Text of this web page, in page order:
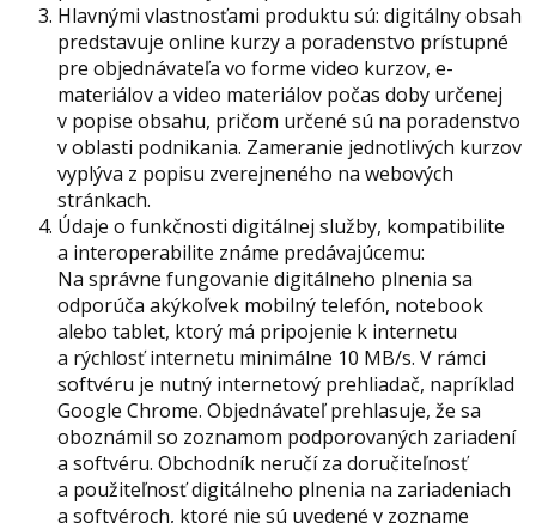
Hlavnými vlastnosťami produktu sú: digitálny obsah
predstavuje online kurzy a poradenstvo prístupné
pre objednávateľa vo forme video kurzov, e-
materiálov a video materiálov počas doby určenej
v popise obsahu, pričom určené sú na poradenstvo
v oblasti podnikania. Zameranie jednotlivých kurzov
vyplýva z popisu zverejneného na webových
stránkach.
Údaje o funkčnosti digitálnej služby, kompatibilite
a interoperabilite známe predávajúcemu:
Na správne fungovanie digitálneho plnenia sa
odporúča akýkoľvek mobilný telefón, notebook
alebo tablet, ktorý má pripojenie k internetu
a rýchlosť internetu minimálne 10 MB/s. V rámci
softvéru je nutný internetový prehliadač, napríklad
Google Chrome. Objednávateľ prehlasuje, že sa
oboznámil so zoznamom podporovaných zariadení
a softvéru. Obchodník neručí za doručiteľnosť
a použiteľnosť digitálneho plnenia na zariadeniach
a softvéroch, ktoré nie sú uvedené v zozname